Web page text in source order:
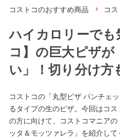
コストコのおすすめ商品 コ
ハイカロリーでも
コ】の巨大ピザが
い」！切り分け方
コストコの「丸型ピザ パンチェ
るタイプの生のピザ。今回はコ
の方に向けて、コストコマニア
ッタ＆モッツァレラ」を紹介し